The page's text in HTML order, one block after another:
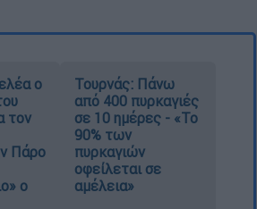
ο
τον
Πάρο
ο
Τουρνάς: Πάνω
από 400 πυρκαγιές
σε 10 ημέρες - «Το
90% των
πυρκαγιών
οφείλεται σε
αμέλεια»